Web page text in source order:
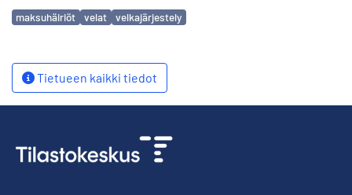
Avainsanat
maksuhäiriöt velat velkajärjestely
Tietueen kaikki tiedot